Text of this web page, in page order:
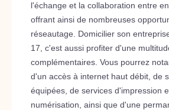
l'échange et la collaboration entre
offrant ainsi de nombreuses
réseautage. Domicilier son
17, c'est aussi profiter d'une
complémentaires. Vous pourrez
d'un accès à internet haut débit, de
équipées, de services d'impression
numérisation, ainsi que d'une